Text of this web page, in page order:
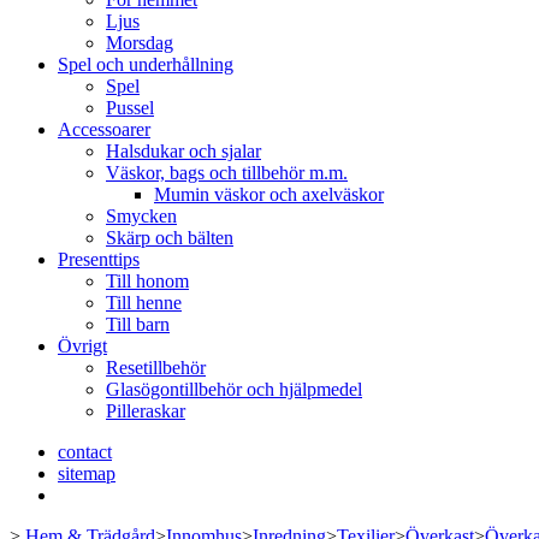
Ljus
Morsdag
Spel och underhållning
Spel
Pussel
Accessoarer
Halsdukar och sjalar
Väskor, bags och tillbehör m.m.
Mumin väskor och axelväskor
Smycken
Skärp och bälten
Presenttips
Till honom
Till henne
Till barn
Övrigt
Resetillbehör
Glasögontillbehör och hjälpmedel
Pilleraskar
contact
sitemap